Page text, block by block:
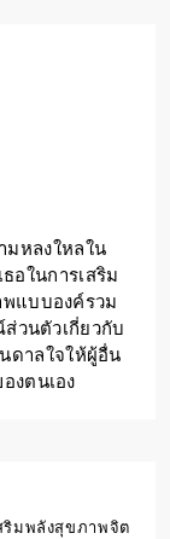
หลงใหลใน
อในการเสริม
แบบองค์รวม
วนตัวเกี่ยวกับ
ดาลใจให้ผู้อื่น
งตนเอง
ริมพลังสุขภาพจิต